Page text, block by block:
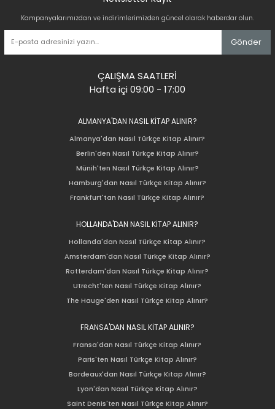
Kampanyalarımızdan ve indirimlerimizden güncel olarak haberdar olun.
Gönder
ÇALIŞMA SAATLERİ
Hafta içi 09:00 - 17:00
ALMANYA'DAN NASIL KİTAP ALINIR?
Almanya'dan Nasıl Türkçe Kitap Alınır?
Berlin'den Nasıl Türkçe Kitap Alınır?
Münih'ten Nasıl Türkçe Kitap Alınır?
Hamburg'dan Nasıl Türkçe Kitap Alınır?
Frankfurt'tan Nasıl Türkçe Kitap Alınır?
HOLLANDA'DAN NASIL KİTAP ALINIR?
Hollanda'dan Nasıl Türkçe Kitap Alınır?
Amsterdam'dan Nasıl Türkçe Kitap Alınır?
Rotterdam'dan Nasıl Türkçe Kitap Alınır?
Utrecht'ten Nasıl Türkçe Kitap Alınır?
The Hauge'den Nasıl Türkçe Kitap Alınır?
FRANSA'DAN NASIL KİTAP ALINIR?
Fransa'dan Nasıl Türkçe Kitap Alınır?
Paris'ten Nasıl Türkçe Kitap Alınır?
Bordeaux'dan Nasıl Türkçe Kitap Alınır?
Lyon'dan Nasıl Türkçe Kitap Alınır?
Saint Denis'ten Nasıl Türkçe Kitap Alınır?